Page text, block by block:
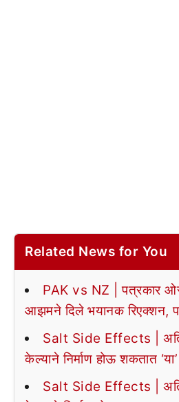
Related News for You
PAK vs NZ | पत्रकार
आझमने दिले भयानक रिएक्शन,
Salt Side Effects |
केल्याने निर्माण होऊ शकतात
Salt Side Effects |